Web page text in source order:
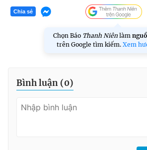
Chia sẻ
Chọn Báo Thanh Niên làm
trên Google tìm kiếm. Xem
Bình luận (0)